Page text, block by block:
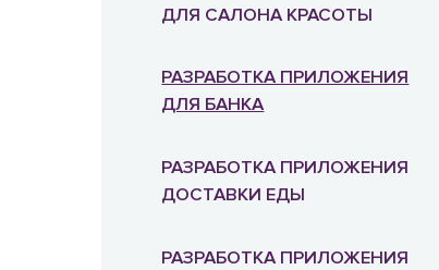
ДЛЯ САЛОНА КРАСОТЫ
РАЗРАБОТКА ПРИЛОЖЕНИЯ
ДЛЯ БАНКА
РАЗРАБОТКА ПРИЛОЖЕНИЯ
ДОСТАВКИ ЕДЫ
РАЗРАБОТКА ПРИЛОЖЕНИЯ